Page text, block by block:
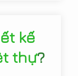
kế
thự?